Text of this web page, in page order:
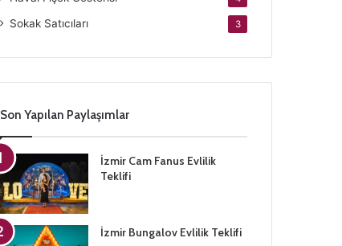
Sokak Satıcıları 3
Son Yapılan Paylaşımlar
İzmir Cam Fanus Evlilik
Teklifi
İzmir Bungalov Evlilik Teklifi